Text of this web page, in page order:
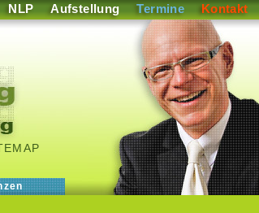
NLP Aufstellung Termine Kontakt